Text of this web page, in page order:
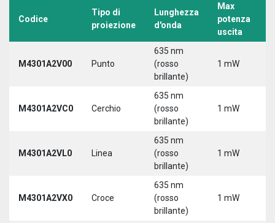
Codice
Tipo di
proiezione
Lunghezza
d'onda
Max
potenza
uscita
M4301A2V00 Punto
635 nm
(rosso
brillante)
1 mW
M4301A2VC0 Cerchio
635 nm
(rosso
brillante)
1 mW
M4301A2VL0 Linea
635 nm
(rosso
brillante)
1 mW
M4301A2VX0 Croce
635 nm
(rosso
brillante)
1 mW